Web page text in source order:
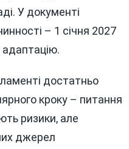
У документі
– 1 січня 2027
достатньо
кроку – питання
ризики, але
джерел